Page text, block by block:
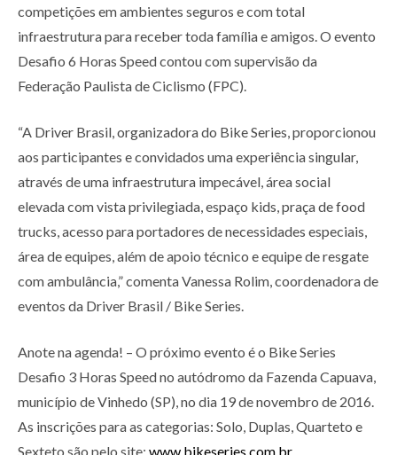
competições em ambientes seguros e com total
infraestrutura para receber toda família e amigos. O evento
Desafio 6 Horas Speed contou com supervisão da
Federação Paulista de Ciclismo (FPC).
“A Driver Brasil, organizadora do Bike Series, proporcionou
aos participantes e convidados uma experiência singular,
através de uma infraestrutura impecável, área social
elevada com vista privilegiada, espaço kids, praça de food
trucks, acesso para portadores de necessidades especiais,
área de equipes, além de apoio técnico e equipe de resgate
com ambulância,” comenta Vanessa Rolim, coordenadora de
eventos da Driver Brasil / Bike Series.
Anote na agenda! – O próximo evento é o Bike Series
Desafio 3 Horas Speed no autódromo da Fazenda Capuava,
município de Vinhedo (SP), no dia 19 de novembro de 2016.
As inscrições para as categorias: Solo, Duplas, Quarteto e
Sexteto são pelo site: www.bikeseries.com.br